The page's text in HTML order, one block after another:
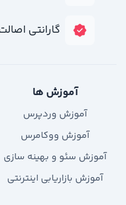
گارانتی
آموزش ها
آموزش وردپرس
آموزش ووکامرس
آموزش سئو و بهینه سازی
آموزش بازاریابی اینترنتی